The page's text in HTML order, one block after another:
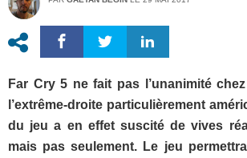
Far Cry 5 ne fait pas l’unanimité
l’extrême-droite particulièrement
du jeu a en effet suscité de vives
mais pas seulement. Le jeu